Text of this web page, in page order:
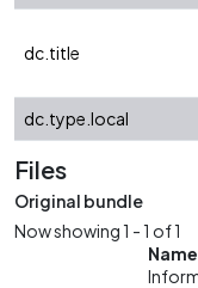
dc.title
dc.type.local
Files
Original bundle
Now showing1 - 1 of 1